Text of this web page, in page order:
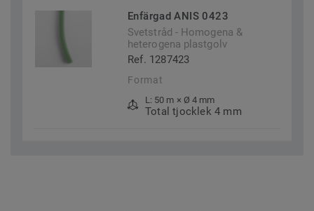
Enfärgad ANIS 0423
Svetstråd - Homogena &
heterogena plastgolv
Ref. 1287423
Format
L: 50 m × Ø 4 mm
Total tjocklek 4 mm